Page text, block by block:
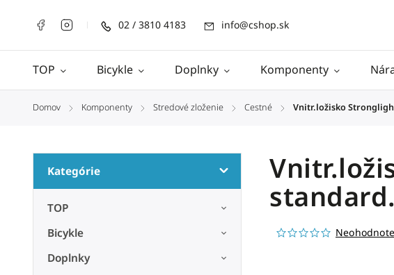
02 / 3810 4183 info@cshop.sk
TOP Bicykle Doplnky Komponenty
Domov / Komponenty / Stredové zloženie / Cestné / Vnitr.ložisko
Kategórie
TOP
Bicykle
Doplnky